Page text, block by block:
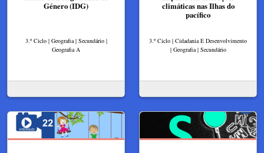
Género (IDG)
3.º Ciclo | Geografia | Secundário |
Geografia A
climáticas nas Ilhas do
pacífico
3.º Ciclo | Cidadania E Desenvolvimento
| Geografia | Secundário